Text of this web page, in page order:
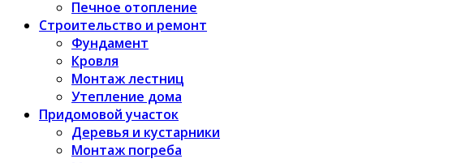
Печное отопление
Строительство и ремонт
Фундамент
Кровля
Монтаж лестниц
Утепление дома
Придомовой участок
Деревья и кустарники
Монтаж погреба